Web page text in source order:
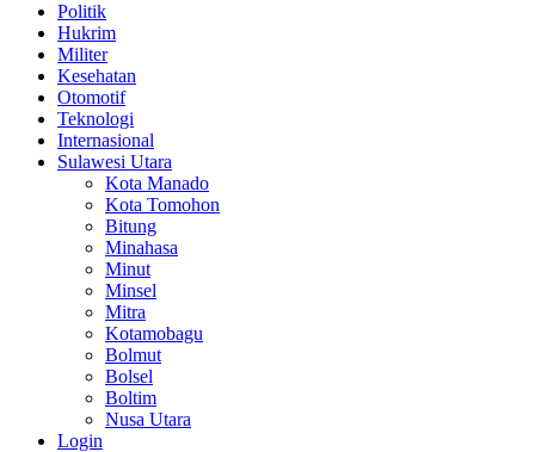
Politik
Hukrim
Militer
Kesehatan
Otomotif
Teknologi
Internasional
Sulawesi Utara
Kota Manado
Kota Tomohon
Bitung
Minahasa
Minut
Minsel
Mitra
Kotamobagu
Bolmut
Bolsel
Boltim
Nusa Utara
Login